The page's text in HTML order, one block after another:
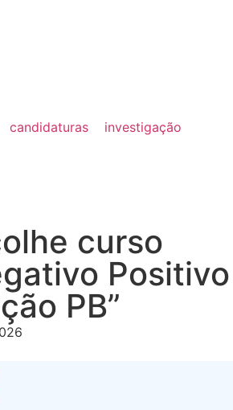
candidaturas
investigação
curso
Positivo
PB”